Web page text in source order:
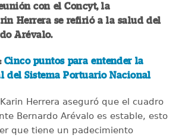
con el Concyt, la
Herrera se refirió a la salud del
Arévalo.
Cinco puntos para entender la
del Sistema Portuario Nacional
Herrera aseguró que el cuadro
Bernardo Arévalo es estable, esto
que tiene un padecimiento